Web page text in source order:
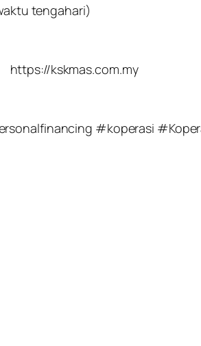
tengahari)
https://kskmas.com.my
#koperasi